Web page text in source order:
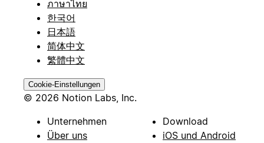
ภาษาไทย
한국어
日本語
简体中文
繁體中文
Cookie-Einstellungen
© 2026 Notion Labs, Inc.
Unternehmen
Über uns
Download
iOS und Android